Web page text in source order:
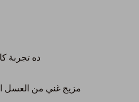
ده تجربة
مزيج غني من العسل